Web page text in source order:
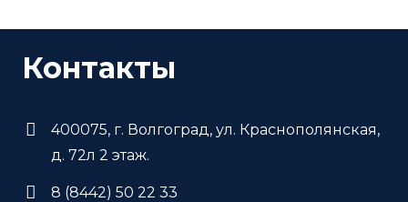
Контакты
400075, г. Волгоград, ул. Краснополянская,
д. 72л 2 этаж.
8 (8442) 50 22 33